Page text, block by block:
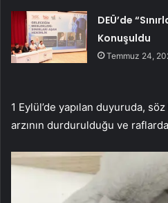
DEÜ’de
Konuşuldu
Temmuz 24,
1 Eylül’de yapılan duyuruda,
arzının durdurulduğu ve